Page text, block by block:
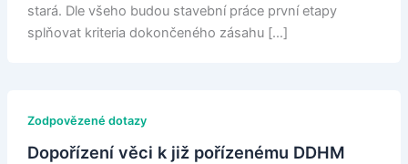
stará. Dle všeho budou stavební práce první etapy
splňovat kriteria dokončeného zásahu […]
Zodpovězené dotazy
Dopořízení věci k již pořízenému DDHM